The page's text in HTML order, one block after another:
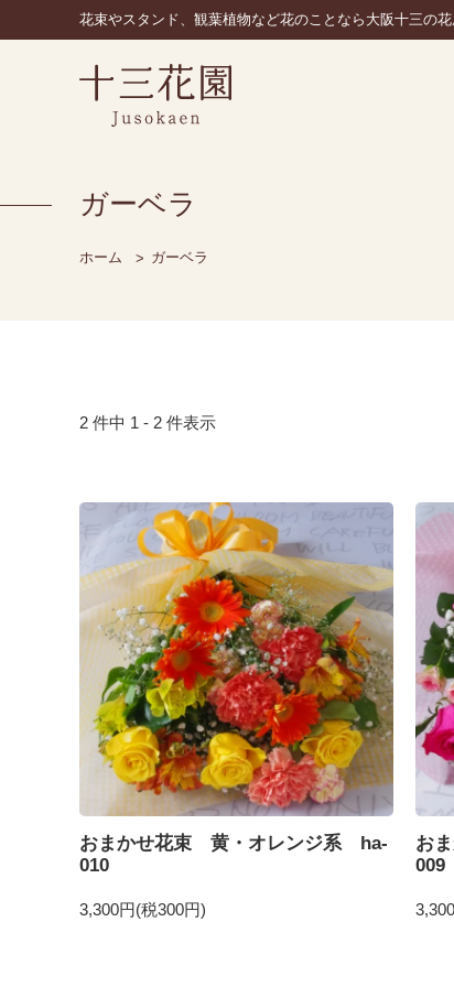
花束やスタンド、観葉植物など花のことなら大阪十三の
ガーベラ
ホーム ガーベラ
2 件中 1 - 2 件表示
おまかせ花束 黄・オレンジ系 ha-
010
3,300円(税300円)
お
009